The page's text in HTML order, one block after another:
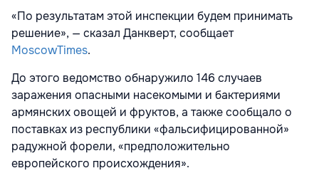
«По результатам этой инспекции будем принимать
решение», — сказал Данкверт, сообщает
MoscowTimes.
До этого ведомство обнаружило 146 случаев
заражения опасными насекомыми и бактериями
армянских овощей и фруктов, а также сообщало о
поставках из республики «фальсифицированной»
радужной форели, «предположительно
европейского происхождения».